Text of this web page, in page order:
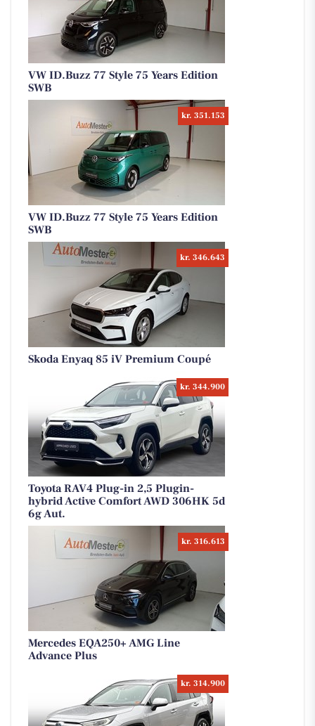
VW ID.Buzz 77 Style 75 Years Edition
SWB
kr. 351.153
VW ID.Buzz 77 Style 75 Years Edition
SWB
kr. 346.643
Skoda Enyaq 85 iV Premium Coupé
kr. 344.900
Toyota RAV4 Plug-in 2,5 Plugin-
hybrid Active Comfort AWD 306HK 5d
6g Aut.
kr. 316.613
Mercedes EQA250+ AMG Line
Advance Plus
kr. 314.900